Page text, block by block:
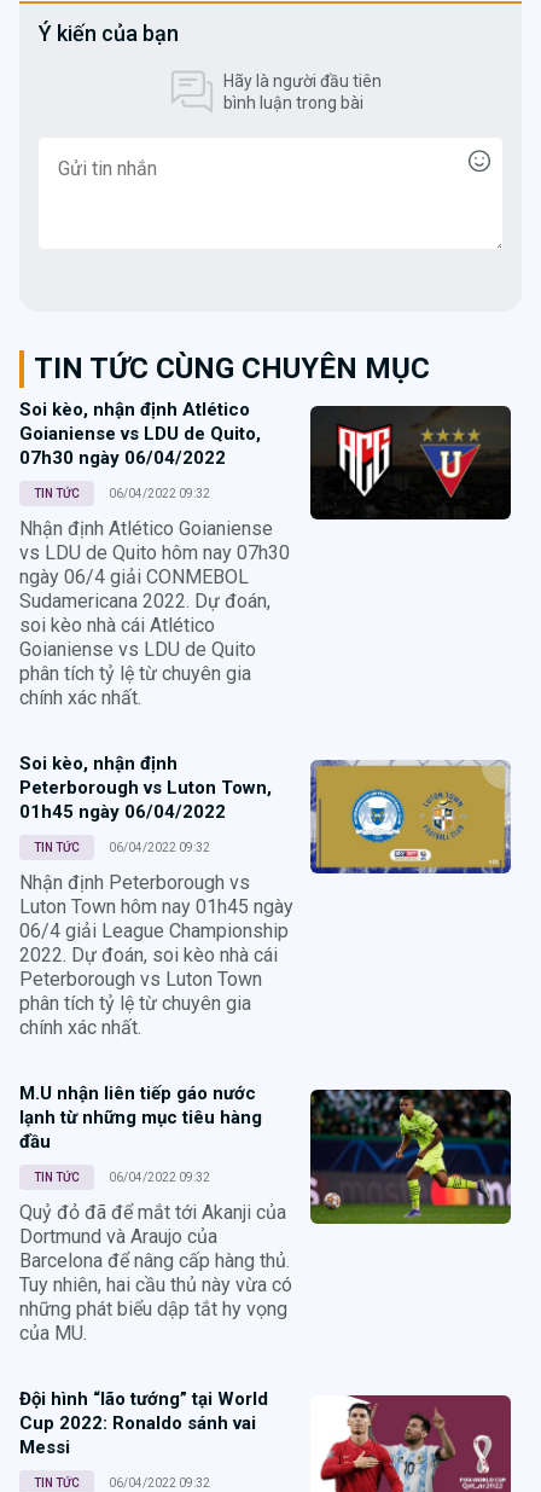
Ý kiến của bạn
Hãy là người đầu tiên
bình luận trong bài
TIN TỨC CÙNG CHUYÊN MỤC
Soi kèo, nhận định Atlético
Goianiense vs LDU de Quito,
07h30 ngày 06/04/2022
TIN TỨC 06/04/2022 09:32
Nhận định Atlético Goianiense
vs LDU de Quito hôm nay 07h30
ngày 06/4 giải CONMEBOL
Sudamericana 2022. Dự đoán,
soi kèo nhà cái Atlético
Goianiense vs LDU de Quito
phân tích tỷ lệ từ chuyên gia
chính xác nhất.
Soi kèo, nhận định
Peterborough vs Luton Town,
01h45 ngày 06/04/2022
TIN TỨC 06/04/2022 09:32
Nhận định Peterborough vs
Luton Town hôm nay 01h45 ngày
06/4 giải League Championship
2022. Dự đoán, soi kèo nhà cái
Peterborough vs Luton Town
phân tích tỷ lệ từ chuyên gia
chính xác nhất.
M.U nhận liên tiếp gáo nước
lạnh từ những mục tiêu hàng
đầu
TIN TỨC 06/04/2022 09:32
Quỷ đỏ đã để mắt tới Akanji của
Dortmund và Araujo của
Barcelona để nâng cấp hàng thủ.
Tuy nhiên, hai cầu thủ này vừa có
những phát biểu dập tắt hy vọng
của MU.
Đội hình “lão tướng” tại World
Cup 2022: Ronaldo sánh vai
Messi
TIN TỨC 06/04/2022 09:32